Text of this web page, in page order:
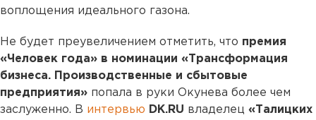
воплощения идеального газона.
Не будет преувеличением отметить, что премия
«Человек года» в номинации «Трансформация
бизнеса. Производственные и сбытовые
предприятия» попала в руки Окунева более чем
заслуженно. В интервью DK.RU владелец «Талицких